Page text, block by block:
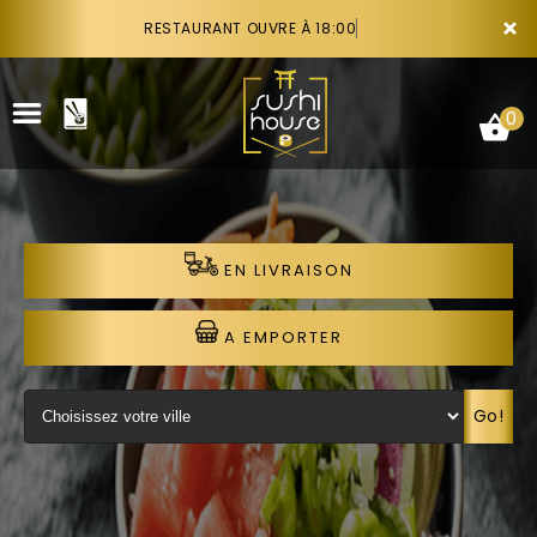
×
RESTAURANT OUVRE À 18:00
VOTRE COMPTE
NOTRE RESTAURANT
VOS AVIS
0
EN LIVRAISON
A EMPORTER
Go!